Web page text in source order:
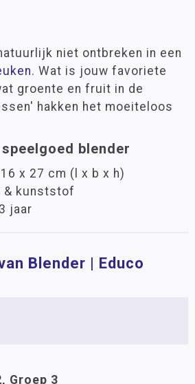
niet ontbreken in een
. Wat is jouw favoriete
groente en fruit in de
hakken het moeiteloos
blender
x 27 cm (l x b x h)
& kunststof
jaar
Blender | Educo
Groep 3